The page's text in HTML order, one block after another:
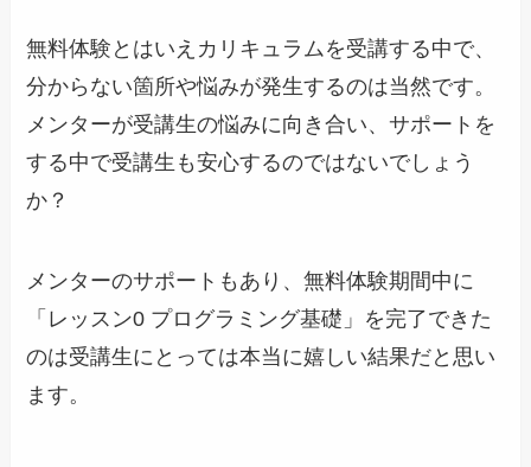
無料体験とはいえカリキュラムを受講する中で、
分からない箇所や悩みが発生するのは当然です。
メンターが受講生の悩みに向き合い、サポートを
する中で受講生も安心するのではないでしょう
か？
メンターのサポートもあり、無料体験期間中に
「レッスン0 プログラミング基礎」を完了できた
のは受講生にとっては本当に嬉しい結果だと思い
ます。